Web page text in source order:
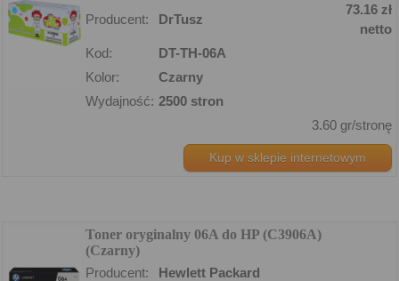
Producent: DrTusz
73.16 zł
netto
Kod:
DT-TH-06A
Kolor:
Czarny
Wydajność: 2500 stron
3.60 gr/stronę
Kup w sklepie internetowym
Toner oryginalny 06A do HP (C3906A)
(Czarny)
Producent:
Hewlett Packard